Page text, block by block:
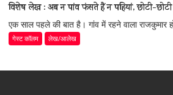
विशेष लेख : अब न पांव फंसते हैं न पहियां, छोटी-छोटी
एक साल पहले की बात है। गांव में रहने वाला राजकुमार
गेस्ट कॉलम लेख/आलेख